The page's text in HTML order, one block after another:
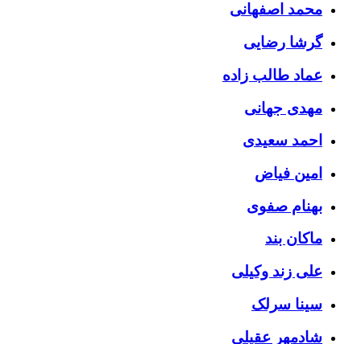
محمد اصفهانی
گرشا رضایی
عماد طالب زاده
مهدی جهانی
احمد سعیدی
امین فیاض
بهنام صفوی
ماکان بند
علی زند وکیلی
سینا سرلک
شادمهر عقیلی